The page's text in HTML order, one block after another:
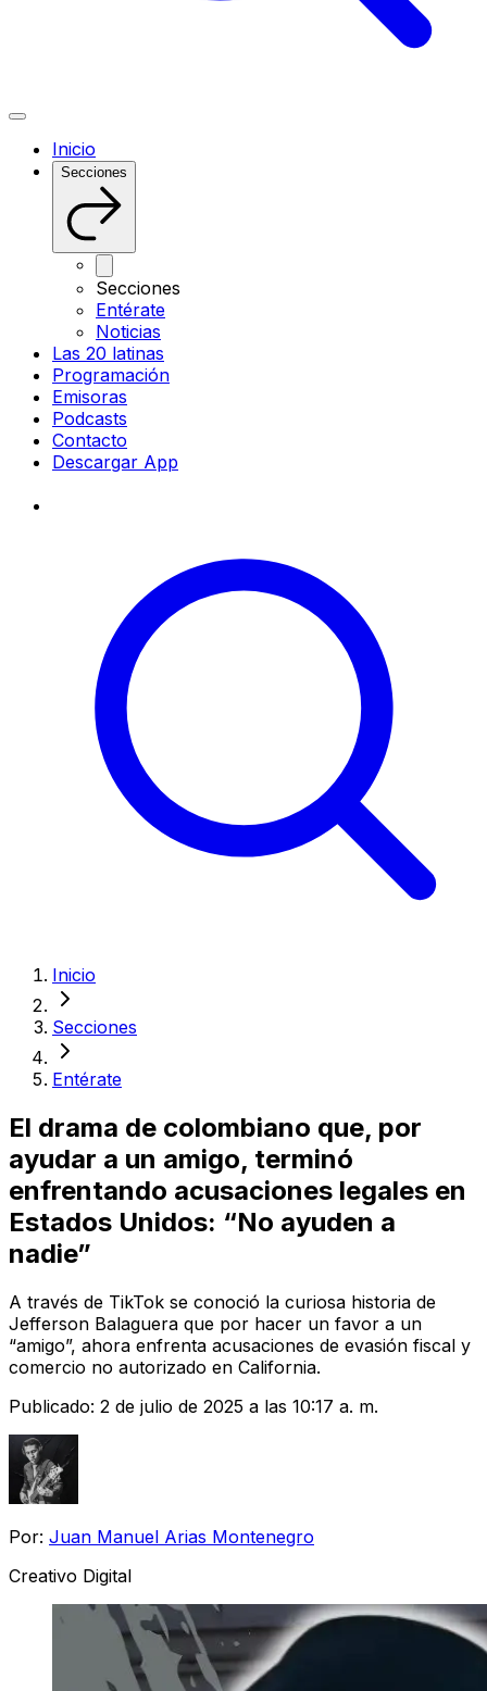
Inicio
Secciones
Secciones
Entérate
Noticias
Las 20 latinas
Programación
Emisoras
Podcasts
Contacto
Descargar App
Inicio
Secciones
Entérate
El drama de colombiano que, por
ayudar a un amigo, terminó
enfrentando acusaciones legales en
Estados Unidos: “No ayuden a
nadie”
A través de TikTok se conoció la curiosa historia de
Jefferson Balaguera que por hacer un favor a un
“amigo”, ahora enfrenta acusaciones de evasión fiscal y
comercio no autorizado en California.
Publicado: 2 de julio de 2025 a las 10:17 a. m.
Por: Juan Manuel Arias Montenegro
Creativo Digital